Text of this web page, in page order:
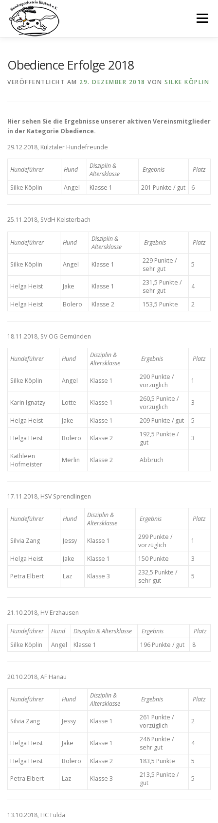
Inhalt
springen
Menü
Obedience Erfolge 2018
VERÖFFENTLICHT AM 29. DEZEMBER 2018 VON SILKE KÖPLIN
Hier sehen Sie die Ergebnisse unserer aktiven Vereinsmitglieder
in der Kategorie Obedience.
29.12.2018, Külztaler Hundefreunde
Hundeführer Hund
Disziplin &
Altersklasse
Ergebnis Platz
Silke Köplin Angel Klasse 1 201 Punkte / gut 6
25.11.2018, SVdH Kelsterbach
Hundeführer Hund
Disziplin &
Altersklasse
Ergebnis Platz
Silke Köplin Angel Klasse 1
229 Punkte /
sehr gut
5
Helga Heist Jake Klasse 1
231,5 Punkte /
sehr gut
4
Helga Heist Bolero Klasse 2 153,5 Punkte 2
18.11.2018, SV OG Gemünden
Hundeführer Hund
Disziplin &
Altersklasse
Ergebnis Platz
Silke Köplin Angel Klasse 1
290 Punkte /
vorzüglich
1
Karin Ignatzy Lotte Klasse 1
260,5 Punkte /
vorzüglich
3
Helga Heist Jake Klasse 1 209 Punkte / gut 5
Helga Heist Bolero Klasse 2
192,5 Punkte /
gut
3
Kathleen
Hofmeister
Merlin Klasse 2 Abbruch
17.11.2018, HSV Sprendlingen
Hundeführer Hund
Disziplin &
Altersklasse
Ergebnis Platz
Silvia Zang Jessy Klasse 1
299 Punkte /
vorzüglich
1
Helga Heist Jake Klasse 1 150 Punkte 3
Petra Elbert Laz Klasse 3
232,5 Punkte /
sehr gut
5
21.10.2018, HV Erzhausen
Hundeführer Hund Disziplin & Altersklasse Ergebnis
Platz
Silke Köplin
Angel Klasse 1 196 Punkte / gut 8
20.10.2018, AF Hanau
Hundeführer Hund
Disziplin &
Altersklasse
Ergebnis Platz
Silvia Zang Jessy Klasse 1
261 Punkte /
vorzüglich
2
Helga Heist Jake Klasse 1
246 Punkte /
sehr gut
4
Helga Heist Bolero Klasse 2 183,5 Punkte 5
Petra Elbert Laz Klasse 3
213,5 Punkte /
gut
5
13.10.2018, HC Fulda